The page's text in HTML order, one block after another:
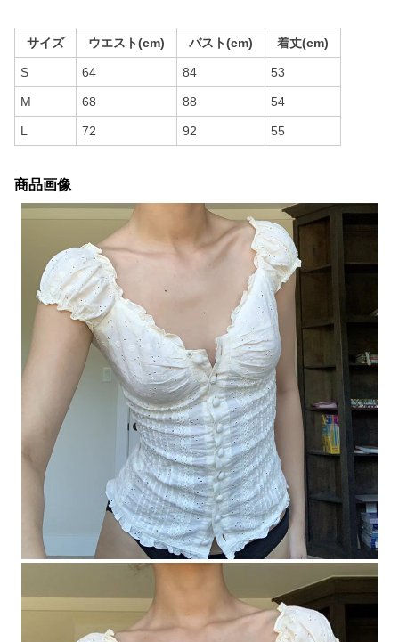
サイズ ウエスト(cm) バスト(cm) 着丈(cm)
S 64 84 53
M 68 88 54
L 72 92 55
商品画像